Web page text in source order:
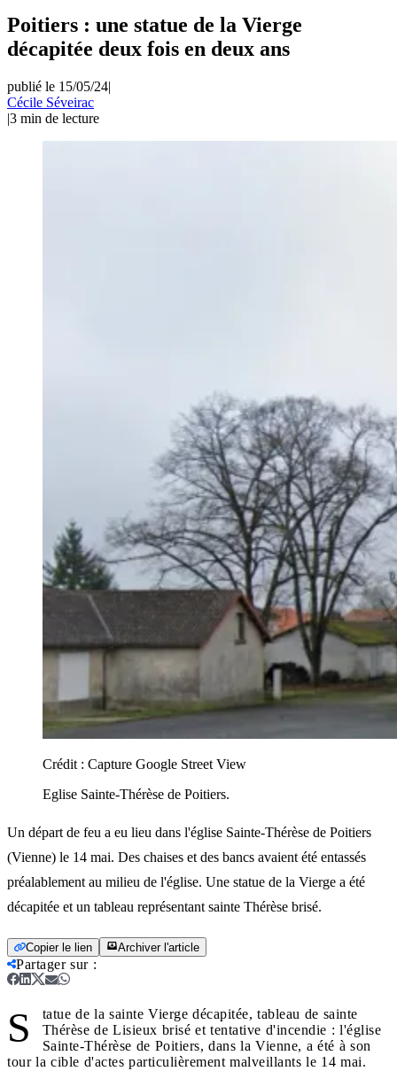
Poitiers : une statue de la Vierge
décapitée deux fois en deux ans
publié le 15/05/24|
Cécile Séveirac
|3 min de lecture
Crédit : Capture Google Street View
Eglise Sainte-Thérèse de Poitiers.
Un départ de feu a eu lieu dans l'église Sainte-Thérèse de Poitiers
(Vienne) le 14 mai. Des chaises et des bancs avaient été entassés
préalablement au milieu de l'église. Une statue de la Vierge a été
décapitée et un tableau représentant sainte Thérèse brisé.
Copier le lien Archiver l'article
Partager sur:
S
tatue de la sainte Vierge décapitée, tableau de sainte
Thérèse de Lisieux brisé et tentative d'incendie : l'église
Sainte-Thérèse de Poitiers, dans la Vienne, a été à son
tour la cible d'actes particulièrement malveillants le 14 mai.